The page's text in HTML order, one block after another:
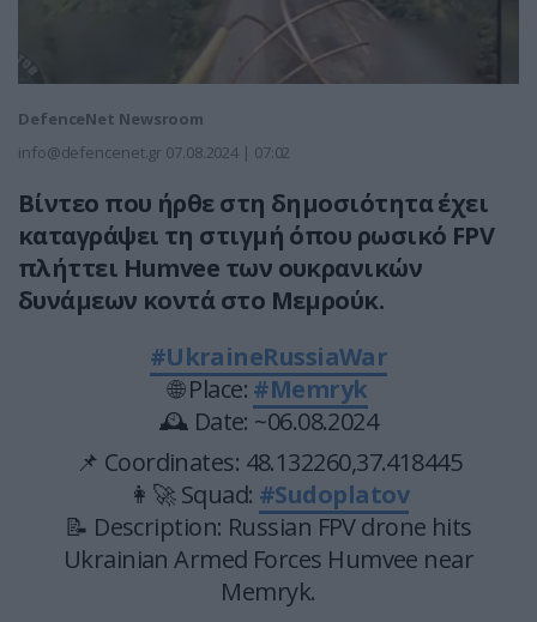
DefenceNet Newsroom
info@defencenet.gr 07.08.2024 | 07:02
Βίντεο που ήρθε στη δημοσιότητα έχει
καταγράψει τη στιγμή όπου ρωσικό FPV
πλήττει Humvee των oυκρανικών
δυνάμεων κοντά στο Μεμρούκ.
#UkraineRussiaWar
🌐 Place: #Memryk
🕰 Date: ~06.08.2024
📌 Coordinates: 48.132260,37.418445
👩‍🚀 Squad: #Sudoplatov
📝 Description: Russian FPV drone hits
Ukrainian Armed Forces Humvee near
Memryk.